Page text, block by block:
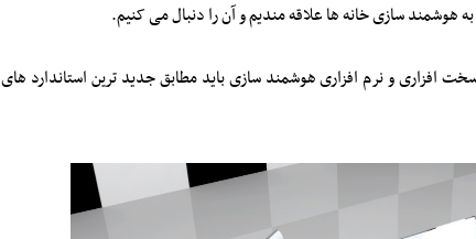
هوشمند سازی خانه ها علاقه مندیم و آن را دنبال می کنیم.
افزاری و نرم افزاری هوشمند سازی باید مطابق جدید ترین استاندارد های